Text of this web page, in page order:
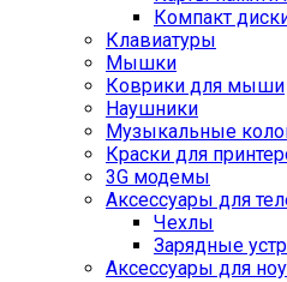
Компакт
Клавиатуры
Мышки
Коврики для мыши
Наушники
Музыкальные
Краски для
3G модемы
Аксессуары для
Чехлы
Зарядные
Аксессуары для